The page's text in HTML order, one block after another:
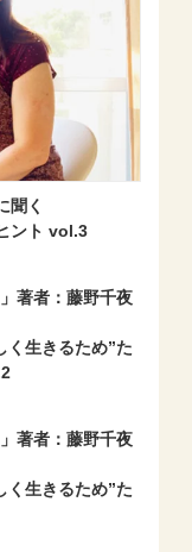
聞く
ント vol.3
著者：藤野千夜
く生きるため”た
著者：藤野千夜
く生きるため”た